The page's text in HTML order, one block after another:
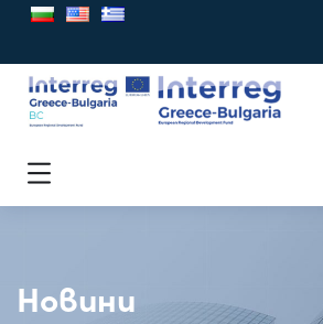
Новини